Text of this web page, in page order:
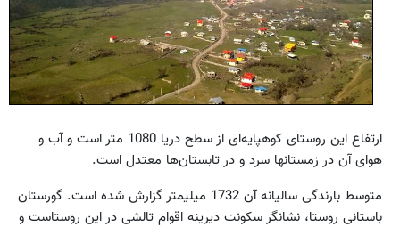
ارتفاع این روستای کوهپایه‌‏ای از سطح دریا 1080 متر است و آب و
هوای آن در زمستان‏ها سرد و در تابستان‏‌ها معتدل است.
متوسط بارندگی سالیانه آن 1732 میلی‏متر گزارش شده است. گورستان
باستانی روستا، نشانگر سکونت دیرینه اقوام تالشی در این روستاست و